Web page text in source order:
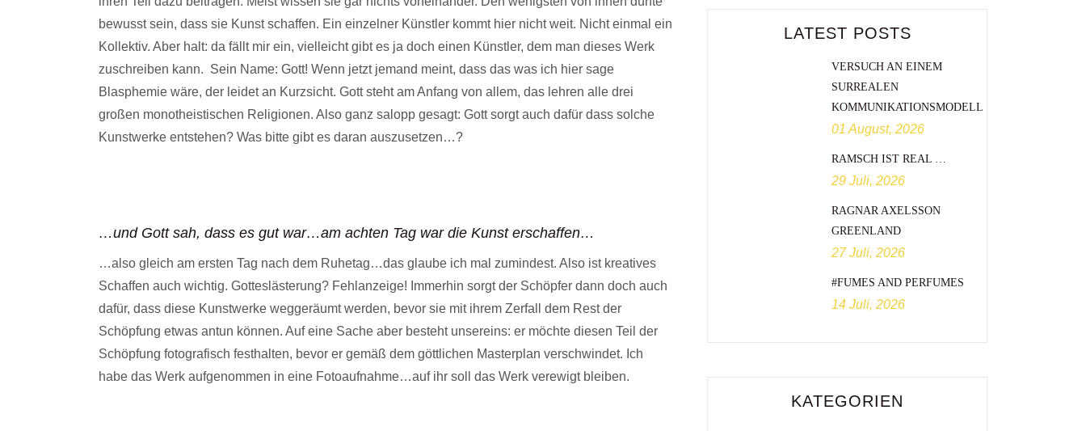
bewusst sein, dass sie Kunst schaffen. Ein einzelner Künstler kommt hier nicht weit. Nicht einmal ein
Kollektiv. Aber halt: da fällt mir ein, vielleicht gibt es ja doch einen Künstler, dem man dieses Werk
zuschreiben kann. Sein Name: Gott! Wenn jetzt jemand meint, dass das was ich hier sage
Blasphemie wäre, der leidet an Kurzsicht. Gott steht am Anfang von allem, das lehren alle drei
großen monotheistischen Religionen. Also ganz salopp gesagt: Gott sorgt auch dafür dass solche
Kunstwerke entstehen? Was bitte gibt es daran auszusetzen…?
…und Gott sah, dass es gut war…am achten Tag war die Kunst erschaffen…
…also gleich am ersten Tag nach dem Ruhetag…das glaube ich mal zumindest. Also ist kreatives
Schaffen auch wichtig. Gotteslästerung? Fehlanzeige! Immerhin sorgt der Schöpfer dann doch auch
dafür, dass diese Kunstwerke weggeräumt werden, bevor sie mit ihrem Zerfall dem Rest der
Schöpfung etwas antun können. Auf eine Sache aber besteht unsereins: er möchte diesen Teil der
Schöpfung fotografisch festhalten, bevor er gemäß dem göttlichen Masterplan verschwindet. Ich
habe das Werk aufgenommen in eine Fotoaufnahme…auf ihr soll das Werk verewigt bleiben.
LATEST POSTS
VERSUCH AN EINEM
SURREALEN
KOMMUNIKATIONSMODELL
01 August, 2026
RAMSCH IST REAL …
29 Juli, 2026
RAGNAR AXELSSON
GREENLAND
27 Juli, 2026
#FUMES AND PERFUMES
14 Juli, 2026
KATEGORIEN